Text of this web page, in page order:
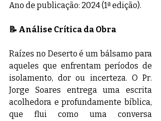
Ano de publicação: 2024 (1ª edição).
📝 Análise Crítica da Obra
Raízes no Deserto é um bálsamo para
aqueles que enfrentam períodos de
isolamento, dor ou incerteza. O Pr.
Jorge Soares entrega uma escrita
acolhedora e profundamente bíblica,
que flui como uma conversa